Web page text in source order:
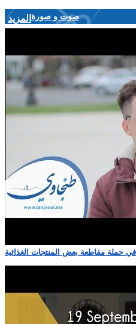
المزيد صوت و صورة
حملة مقاطعة بعض المنتجات الغذائية